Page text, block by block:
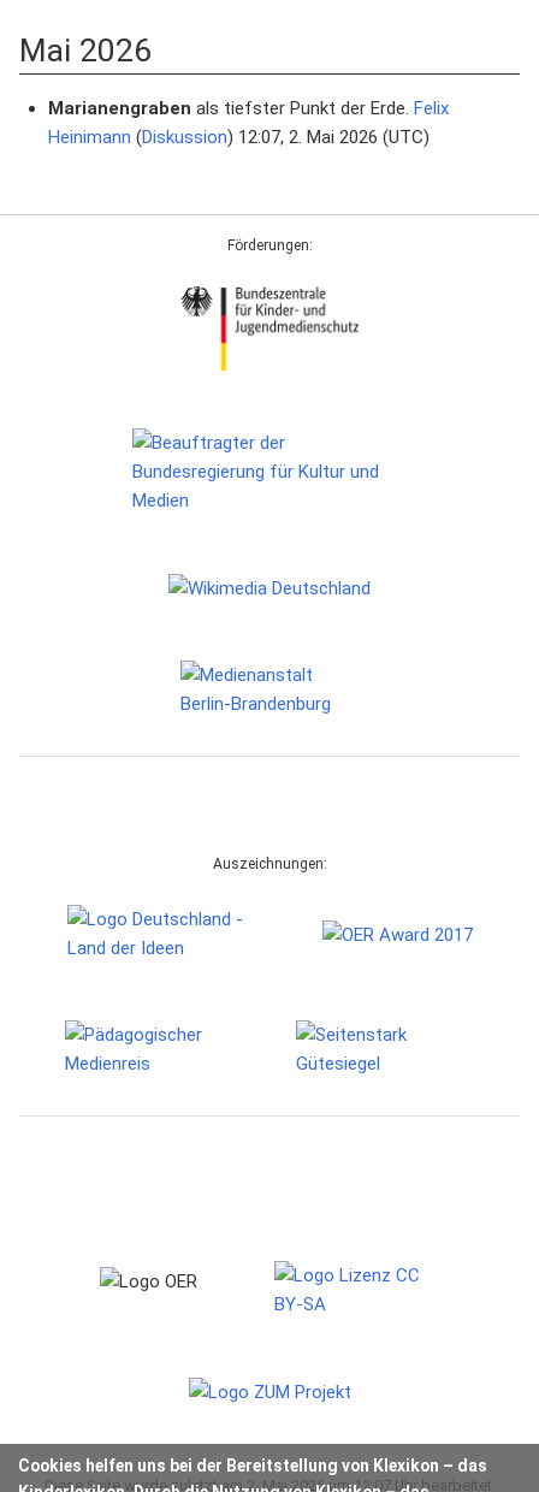
Mai 2026
Marianengraben als tiefster Punkt der Erde. Felix
Heinimann (Diskussion) 12:07, 2. Mai 2026 (UTC)
Cookies helfen uns bei der Bereitstellung von Klexikon – das
Förderungen:
Auszeichnungen:
Diese Seite wurde zuletzt am 2. Mai 2026 um 12:07 Uhr bearbeitet.